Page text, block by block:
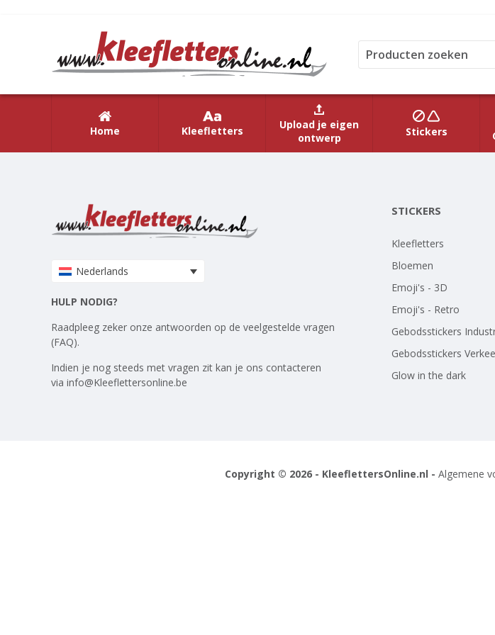
Home Kleefletters
Upload je eigen
ontwerp
Stickers
Nederlands
HULP NODIG?
Raadpleeg zeker onze antwoorden op de veelgestelde vragen
(FAQ).
Indien je nog steeds met vragen zit kan je ons contacteren
via info@Kleeflettersonline.be
STICKERS
Kleefletters
Bloemen
Emoji's - 3D
Emoji's - Retro
Gebodsstickers
Gebodsstickers
Glow in the dark
Copyright © 2026 - KleeflettersOnline.nl - Algemene